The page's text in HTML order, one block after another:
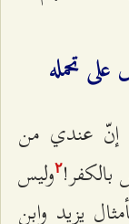
على تحمله
إنّ عندي من
بالكفر!٢وليس
يزيد وابن